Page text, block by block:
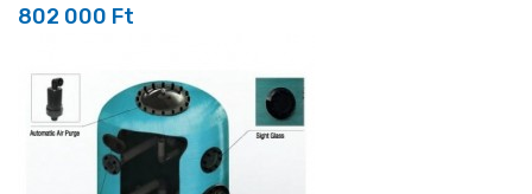
Ár
802 000 Ft